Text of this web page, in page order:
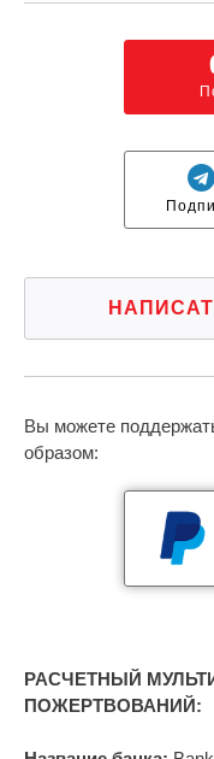
Вы можете
образом:
РАСЧЕТНЫЙ
ПОЖЕРТВОВАНИЙ: